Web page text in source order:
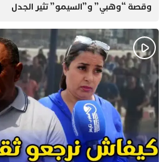
وقصة “وهبي” و”السيمو” تثير الجدل